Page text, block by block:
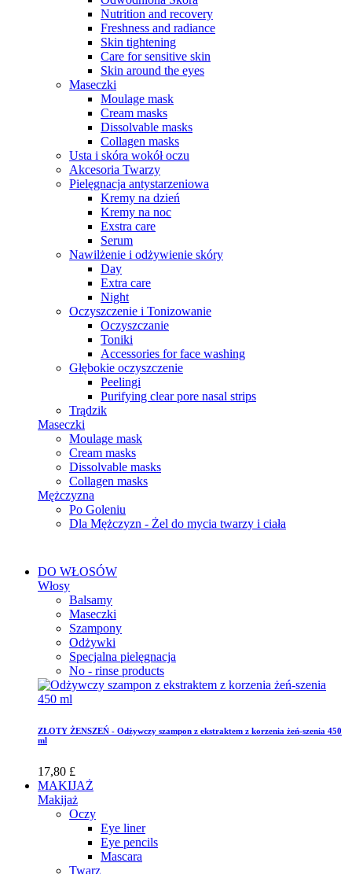
Nutrition and recovery
Freshness and radiance
Skin tightening
Care for sensitive skin
Skin around the eyes
Maseczki
Moulage mask
Cream masks
Dissolvable masks
Collagen masks
Usta i skóra wokół oczu
Akcesoria Twarzy
Pielęgnacja antystarzeniowa
Kremy na dzień
Kremy na noc
Exstra care
Serum
Nawilżenie i odżywienie skóry
Day
Extra care
Night
Oczyszczenie i Tonizowanie
Oczyszczanie
Toniki
Accessories for face washing
Głębokie oczyszczenie
Peelingi
Purifying clear pore nasal strips
Trądzik
Maseczki
Moulage mask
Cream masks
Dissolvable masks
Collagen masks
Mężczyzna
Po Goleniu
Dla Mężczyzn - Żel do mycia twarzy i ciała
DO WŁOSÓW
Włosy
Balsamy
Maseczki
Szampony
Odżywki
Specjalna pielęgnacja
No - rinse products
ZŁOTY ŻENSZEŃ - Odżywczy szampon z ekstraktem z korzenia żeń-szenia 450
ml
17,80 £
MAKIJAŻ
Makijaż
Oczy
Eye liner
Eye pencils
Mascara
Twarz